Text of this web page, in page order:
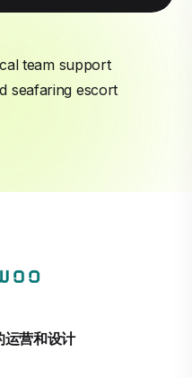
team support
seafaring escort
运营和设计